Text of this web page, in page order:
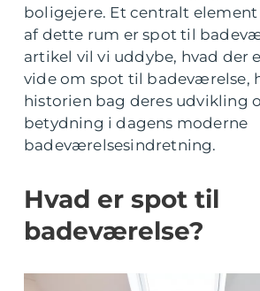
boligejere. Et centralt
af dette rum er spot til
artikel vil vi uddybe, hvad der
vide om spot til badeværelse,
historien bag deres udvikling
betydning i dagens moderne
badeværelsesindretning.
Hvad er spot til
badeværelse?